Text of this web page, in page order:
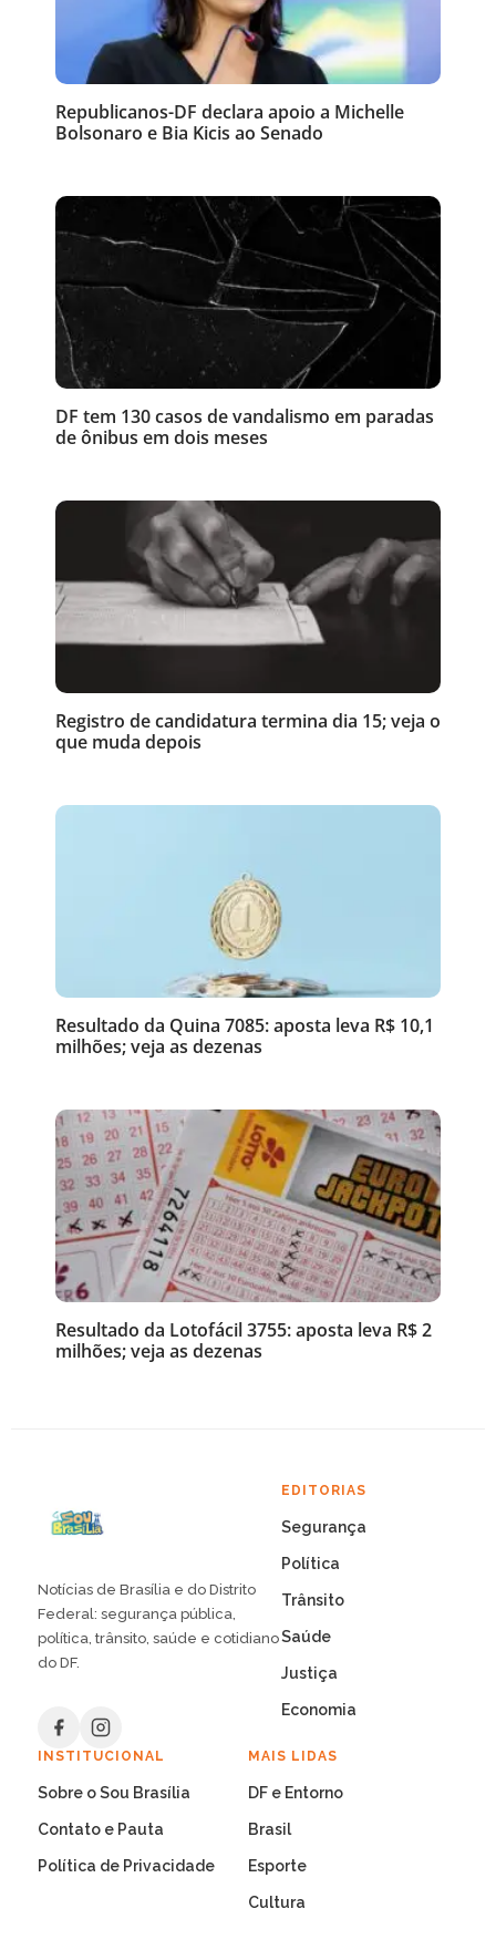
Republicanos-DF declara apoio a Michelle
Bolsonaro e Bia Kicis ao Senado
DF tem 130 casos de vandalismo em paradas
de ônibus em dois meses
Registro de candidatura termina dia 15; veja o
que muda depois
Resultado da Quina 7085: aposta leva R$ 10,1
milhões; veja as dezenas
Resultado da Lotofácil 3755: aposta leva R$ 2
milhões; veja as dezenas
Notícias de Brasília e do Distrito
Federal: segurança pública,
política, trânsito, saúde e cotidiano
do DF.
EDITORIAS
Segurança
Política
Trânsito
Saúde
Justiça
Economia
INSTITUCIONAL
Sobre o Sou Brasília
Contato e Pauta
Política de Privacidade
MAIS LIDAS
DF e Entorno
Brasil
Esporte
Cultura